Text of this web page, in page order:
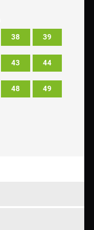
38 39
43 44
48 49